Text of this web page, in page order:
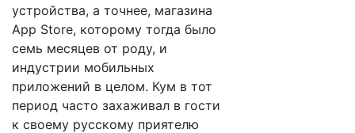
устройства, а точнее, магазина
App Store, которому тогда было
семь месяцев от роду, и
индустрии мобильных
приложений в целом. Кум в тот
период часто захаживал в гости
к своему русскому приятелю